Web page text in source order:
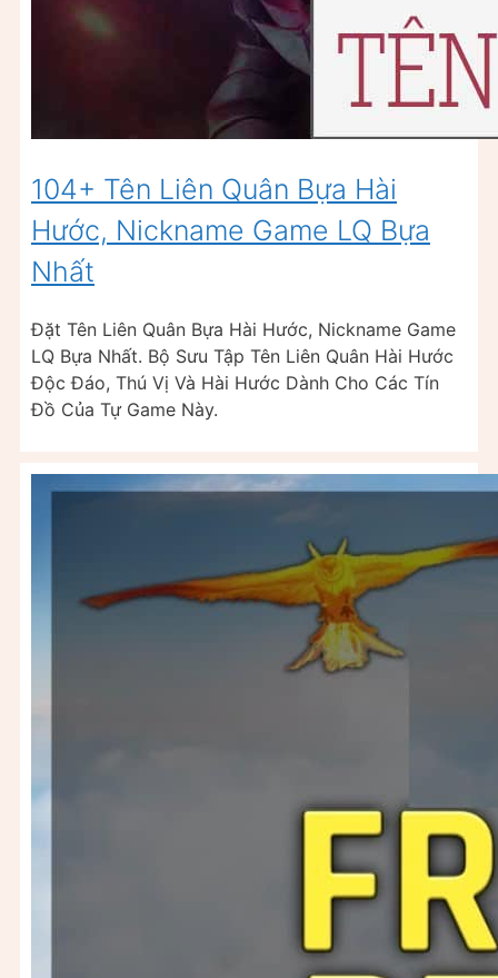
104+ Tên Liên Quân Bựa Hài
Hước, Nickname Game LQ Bựa
Nhất
Đặt Tên Liên Quân Bựa Hài Hước, Nickname Game
LQ Bựa Nhất. Bộ Sưu Tập Tên Liên Quân Hài Hước
Độc Đáo, Thú Vị Và Hài Hước Dành Cho Các Tín
Đồ Của Tự Game Này.